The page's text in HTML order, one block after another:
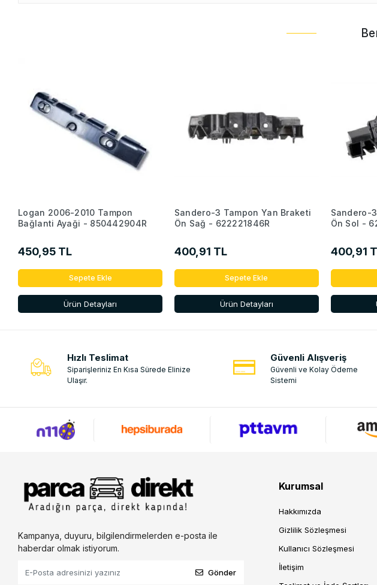
Logan 2006-2010 Tampon
Bağlanti Ayaği - 850442904R
450,95 TL
Sepete Ekle
Ürün Detayları
Sandero-3 Tampon Yan Braketi
Ön Sağ - 622221846R
400,91 TL
Sepete Ekle
Ürün Detayları
Sandero-
Ön Sol -
400,91
Hızlı Teslimat
Siparişleriniz En Kısa Sürede Elinize
Ulaşır.
Güvenli Alışveriş
Güvenli ve Kolay Ödeme
Sistemi
Kampanya, duyuru, bilgilendirmelerden e-posta ile
haberdar olmak istiyorum.
Gönder
Kurumsal
Hakkımızda
Gizlilik Sözleşmesi
Kullanıcı Sözleşmesi
İletişim